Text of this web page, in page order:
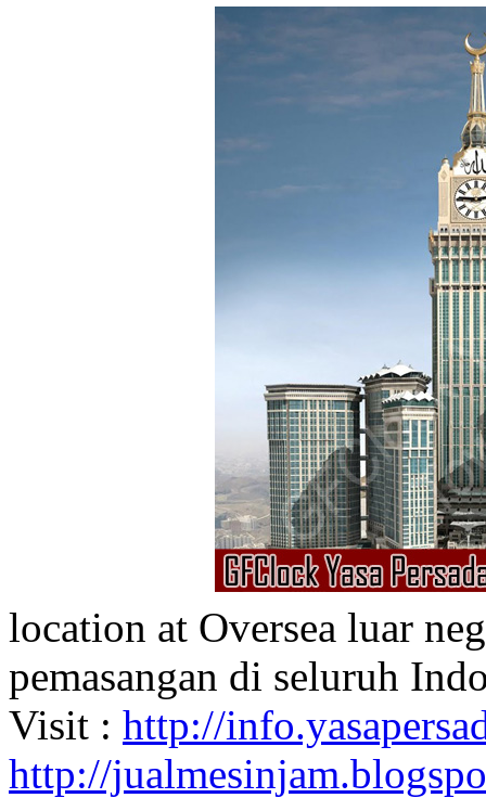
location at Oversea luar
pemasangan di seluruh
Visit : http://
http://